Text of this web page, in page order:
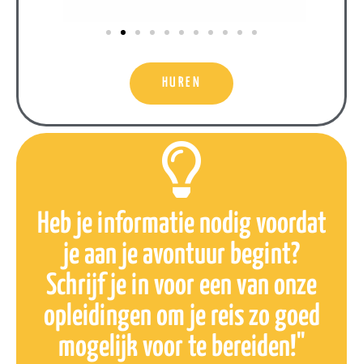
HUREN
Heb je informatie nodig voordat
je aan je avontuur begint?
Schrijf je in voor een van onze
opleidingen om je reis zo goed
mogelijk voor te bereiden!"